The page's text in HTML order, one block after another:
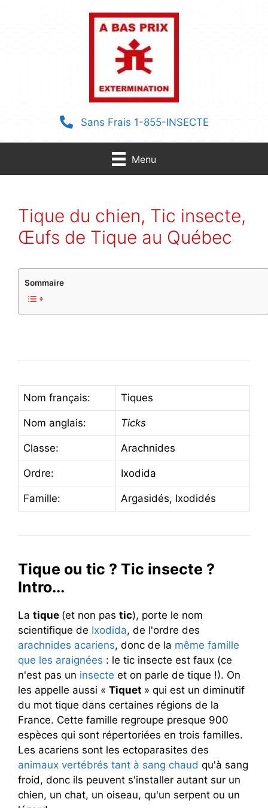
Sans Frais 1-855-INSECTE
Menu
Tique du chien, Tic insecte,
Œufs de Tique au Québec
Sommaire
Nom français: Tiques
Nom anglais: Ticks
Classe: Arachnides
Ordre: Ixodida
Famille: Argasidés, Ixodidés
Tique ou tic ? Tic insecte ?
Intro...
La tique (et non pas tic), porte le nom
scientifique de Ixodida, de l'ordre des
arachnides acariens, donc de la même famille
que les araignées : le tic insecte est faux (ce
n'est pas un insecte et on parle de tique !). On
les appelle aussi « Tiquet » qui est un diminutif
du mot tique dans certaines régions de la
France. Cette famille regroupe presque 900
espèces qui sont répertoriées en trois familles.
Les acariens sont les ectoparasites des
animaux vertébrés tant à sang chaud qu'à sang
froid, donc ils peuvent s'installer autant sur un
chien, un chat, un oiseau, qu'un serpent ou un